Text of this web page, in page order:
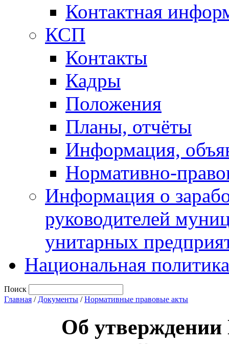
Контактная
КСП
Контакты
Кадры
Положения
Планы, отчёты
Информация,
Нормативно-
Информация о
руководителей
унитарных
Национальная политика
Поиск
Главная / Документы /Нормативные правовые акты
Об